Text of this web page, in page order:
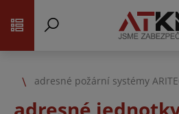
adresné požární systémy